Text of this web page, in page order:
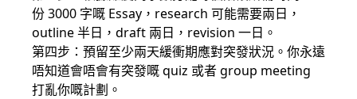
份 3000 字嘅 Essay，research 可能需要兩日，
outline 半日，draft 兩日，revision 一日。
第四步：預留至少兩天緩衝期應對突發狀況。你永遠
唔知道會唔會有突發嘅 quiz 或者 group meeting
打亂你嘅計劃。